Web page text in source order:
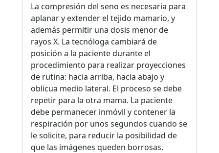
La compresión del seno es necesaria para
aplanar y extender el tejido mamario, y
además permitir una dosis menor de
rayos X. La tecnóloga cambiará de
posición a la paciente durante el
procedimiento para realizar proyecciones
de rutina: hacia arriba, hacia abajo y
oblicua medio lateral. El proceso se debe
repetir para la otra mama. La paciente
debe permanecer inmóvil y contener la
respiración por unos segundos cuando se
le solicite, para reducir la posibilidad de
que las imágenes queden borrosas.